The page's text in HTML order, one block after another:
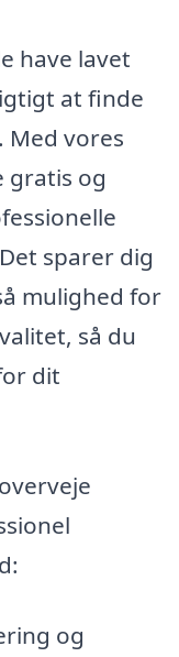
have lavet
at finde
Med vores
gratis og
sparer dig
mulighed for
så du
dit
og